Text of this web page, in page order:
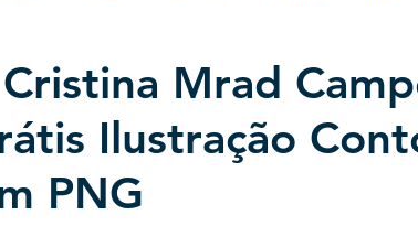
sem fundo HD minimalista psd
Mrad
Ilustração
PNG